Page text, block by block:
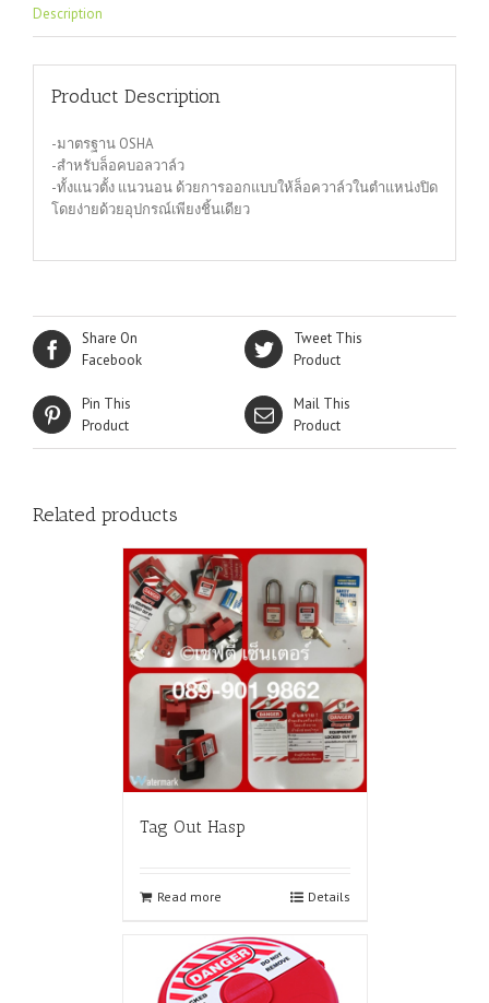
Description
Product Description
-มาตรฐาน OSHA
-สำหรับล็อคบอลวาล์ว
-ทั้งแนวตั้ง แนวนอน ด้วยการออกแบบให้ล็อควาล์วในตำแหน่งปิด
โดยง่ายด้วยอุปกรณ์เพียงชิ้นเดียว
Share On
Facebook
Tweet This
Product
Pin This
Product
Mail This
Product
Related products
Tag Out Hasp
Read more Details